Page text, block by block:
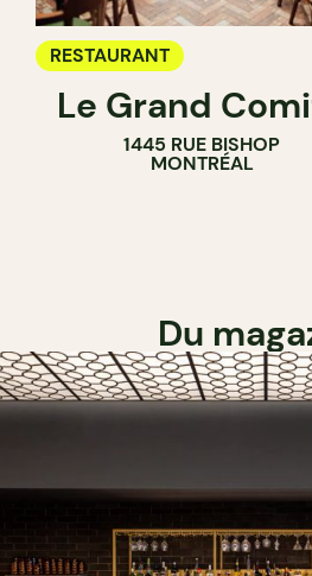
RESTAURANT
Le Grand
1445 RUE BISHOP
MONTRÉAL
Du